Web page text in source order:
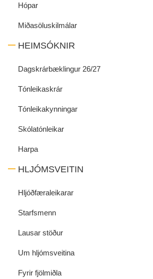
Hópar
Miðasöluskilmálar
HEIMSÓKNIR
Dagskrárbæklingur 26/27
Tónleikaskrár
Tónleikakynningar
Skólatónleikar
Harpa
HLJÓMSVEITIN
Hljóðfæraleikarar
Starfsmenn
Lausar stöður
Um hljómsveitina
Fyrir fjölmiðla